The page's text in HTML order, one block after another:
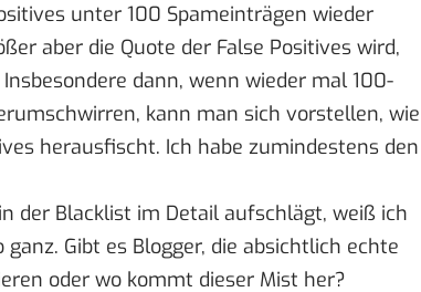
unter 100 Spameinträgen wieder
aber die Quote der False Positives wird,
dann, wenn wieder mal 100-
kann man sich vorstellen, wie
herausfischt. Ich habe zumindestens den
der Blacklist im Detail aufschlägt, weiß ich
Gibt es Blogger, die absichtlich echte
oder wo kommt dieser Mist her?